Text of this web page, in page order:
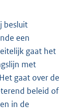
besluit
een
gaat het
met
gaat over de
beleid of
in de